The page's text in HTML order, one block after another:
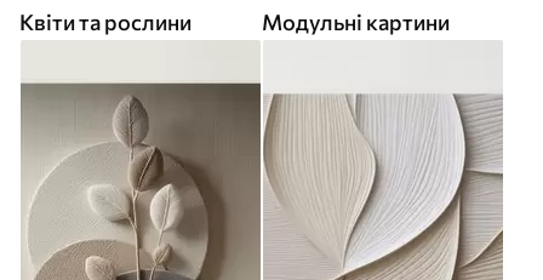
Квіти та рослини Модульні картини